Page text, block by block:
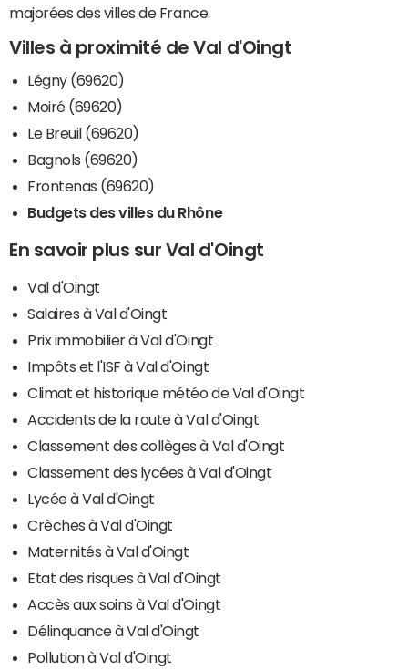
majorées des villes de France.
Villes à proximité de Val d'Oingt
Légny (69620)
Moiré (69620)
Le Breuil (69620)
Bagnols (69620)
Frontenas (69620)
Budgets des villes du Rhône
En savoir plus sur Val d'Oingt
Val d'Oingt
Salaires à Val d'Oingt
Prix immobilier à Val d'Oingt
Impôts et l'ISF à Val d'Oingt
Climat et historique météo de Val d'Oingt
Accidents de la route à Val d'Oingt
Classement des collèges à Val d'Oingt
Classement des lycées à Val d'Oingt
Lycée à Val d'Oingt
Crèches à Val d'Oingt
Maternités à Val d'Oingt
Etat des risques à Val d'Oingt
Accès aux soins à Val d'Oingt
Délinquance à Val d'Oingt
Pollution à Val d'Oingt